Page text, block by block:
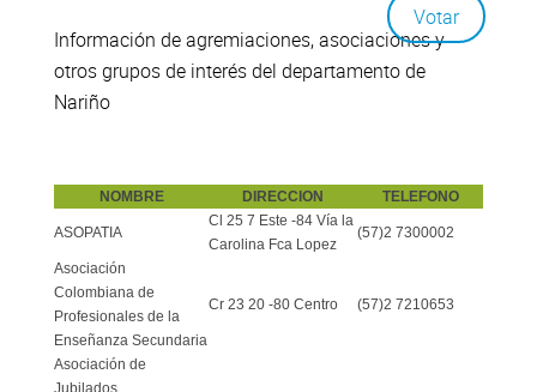
Información de agremiaciones, asociaciones y
otros grupos de interés del departamento de
Nariño
NOMBRE DIRECCION TELEFONO
ASOPATIA
Cl 25 7 Este -84 Vía la
Carolina Fca Lopez
(57)2 7300002
Asociación
Colombiana de
Profesionales de la
Enseñanza Secundaria
Cr 23 20 -80 Centro (57)2 7210653
Asociación de
Jubilados